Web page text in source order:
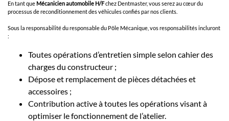
En tant que Mécanicien automobile H/Fchez Dentmaster, vous serez au cœur du
processus de reconditionnement des véhicules confiés par nos clients.
Sous la responsabilité du responsable du Pôle Mécanique, vos responsabilités incluront
:
Toutes opérations d’entretien simple selon cahier des
charges du constructeur ;
Dépose et remplacement de pièces détachées et
accessoires ;
Contribution active à toutes les opérations visant à
optimiser le fonctionnement de l’atelier.